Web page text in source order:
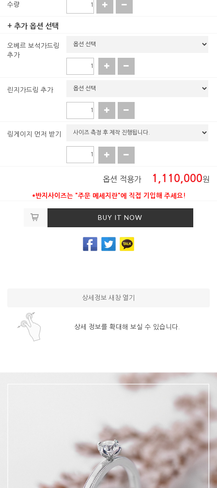
수량
+ 추가 옵션 선택
오베르 보석가드링
추가
린지가드링 추가
링게이지 먼저 받기
옵션 적용가 1,110,000원
*반지사이즈는 "주문 메세지란"에 직접 기입해 주세요!
BUY IT NOW
상세정보 새창 열기
상세 정보를 확대해 보실 수 있습니다.